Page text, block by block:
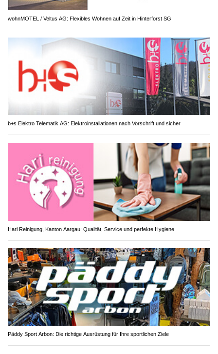
wohnMOTEL / Veltus AG: Flexibles Wohnen auf Zeit in Hinterforst SG
b+s Elektro Telematik AG: Elektroinstallationen nach Vorschrift und sicher
Hari Reinigung, Kanton Aargau: Qualität, Service und perfekte Hygiene
Päddy Sport Arbon: Die richtige Ausrüstung für Ihre sportlichen Ziele